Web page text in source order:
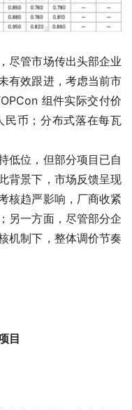
尽管市场传出头部企业
有效跟进，考虑当前市
组件实际交付价
币；分布式落在每瓦
低位，但部分项目已自
背景下，市场反馈呈现
核趋严影响，厂商收紧
另一方面，尽管部分企
机制下，整体调价节奏
目